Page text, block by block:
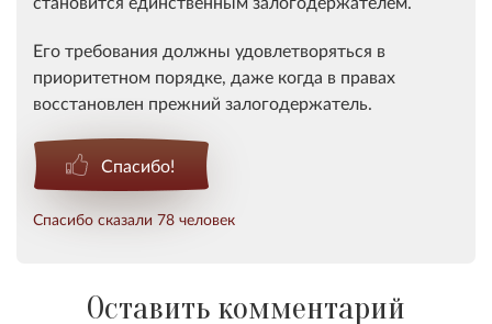
Его требования должны удовлетворяться в
приоритетном порядке, даже когда в правах
восстановлен прежний залогодержатель.
Спасибо!
Спасибо сказали 78 человек
Оставить комментарий